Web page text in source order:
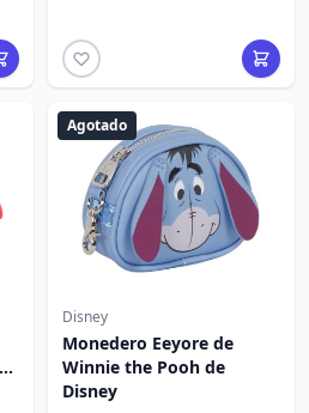
Agotado
Disney
Monedero Eeyore de
Winnie the Pooh de
Disney